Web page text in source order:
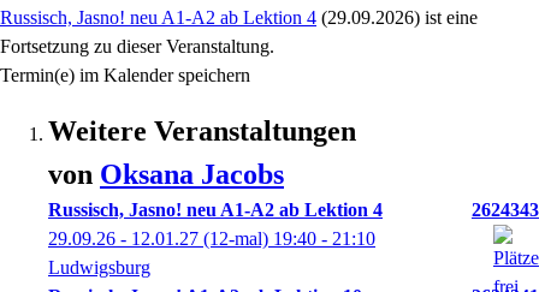
Russisch, Jasno! neu A1-A2 ab Lektion 4 (29.09.2026) ist eine
Fortsetzung zu dieser Veranstaltung.
Termin(e) im Kalender speichern
Weitere Veranstaltungen
von Oksana Jacobs
Russisch, Jasno! neu A1-A2 ab Lektion 4
2624343
29.09.26 - 12.01.27 (12-mal) 19:40 - 21:10
Ludwigsburg